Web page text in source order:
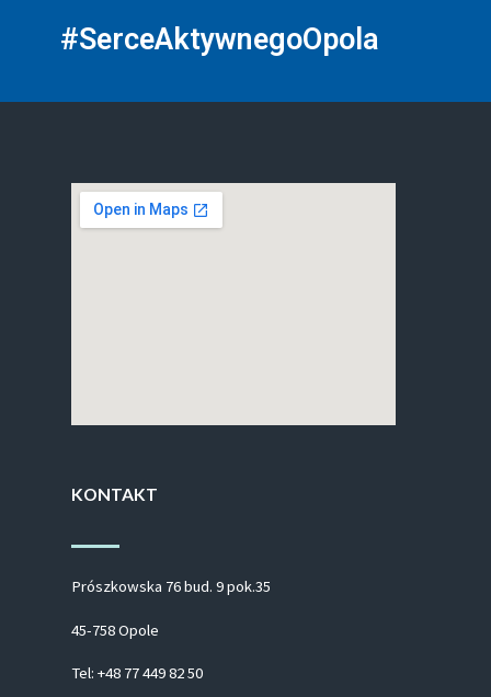
#SerceAktywnegoOpola
KONTAKT
Prószkowska 76 bud. 9 pok.35
45-758 Opole
Tel: +48 77 449 82 50